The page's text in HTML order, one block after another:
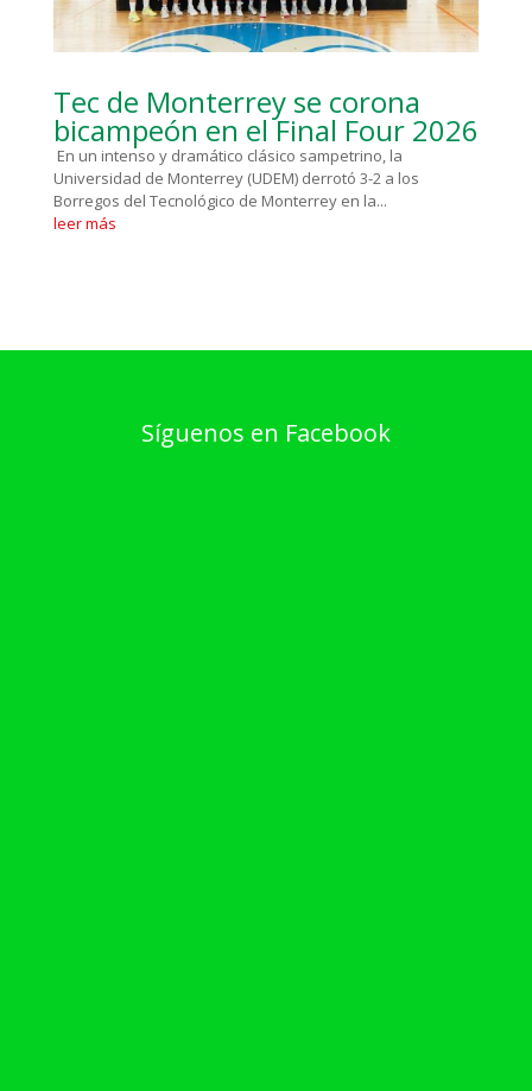
Tec de Monterrey se corona
bicampeón en el Final Four 2026
En un intenso y dramático clásico sampetrino, la
Universidad de Monterrey (UDEM) derrotó 3-2 a los
Borregos del Tecnológico de Monterrey en la...
leer más
Síguenos en Facebook